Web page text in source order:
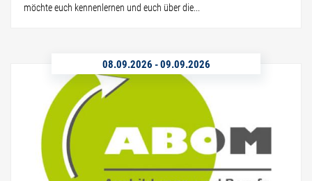
möchte euch kennenlernen und euch über die...
08.09.2026 -09.09.2026